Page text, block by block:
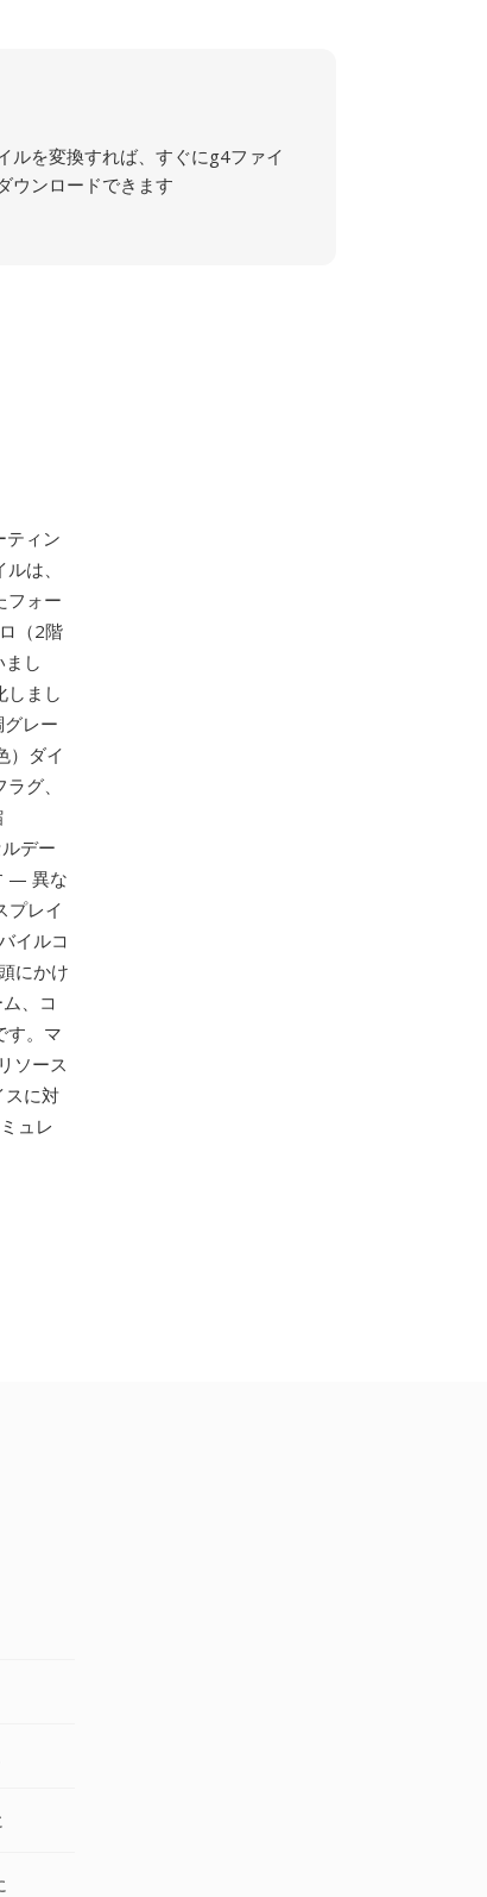
ルを変換すれば、すぐにg4ファイ
ウンロードできます
ティン
は、
フォー
（2階
し
しまし
レー
）ダイ
グ、
デー
— 異な
プレイ
イルコ
にかけ
、コ
す。マ
ソース
スに対
ュレ